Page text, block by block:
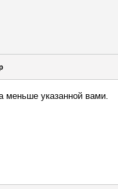
меньше указанной вами.